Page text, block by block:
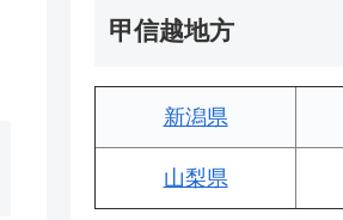
甲信越地方
新潟県
山梨県